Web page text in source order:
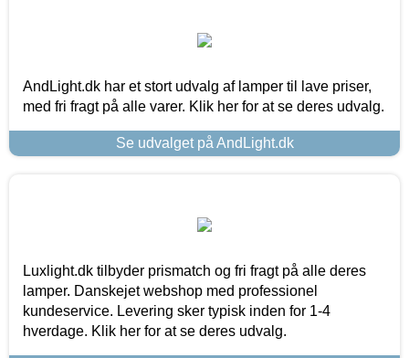
AndLight.dk har et stort udvalg af lamper til lave priser,
med fri fragt på alle varer. Klik her for at se deres udvalg.
Se udvalget på AndLight.dk
Luxlight.dk tilbyder prismatch og fri fragt på alle deres
lamper. Danskejet webshop med professionel
kundeservice. Levering sker typisk inden for 1-4
hverdage. Klik her for at se deres udvalg.